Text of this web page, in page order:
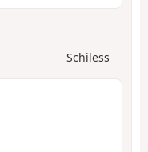
Schiless